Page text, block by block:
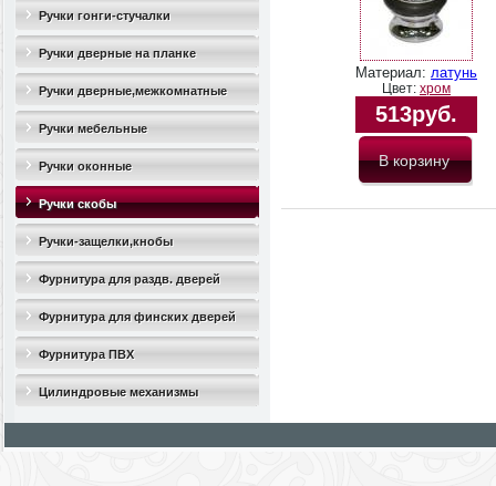
Ручки гонги-стучалки
Ручки дверные на планке
Ручки дверные,межкомнатные
Ручки мебельные
Ручки оконные
Ручки скобы
Ручки-защелки,кнобы
Фурнитура для раздв. дверей
Фурнитура для финских дверей
Фурнитура ПВХ
Цилиндровые механизмы
Материал: латунь
Цвет: хром
513руб.